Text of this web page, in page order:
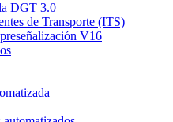
DGT 3.0
de Transporte (ITS)
V16